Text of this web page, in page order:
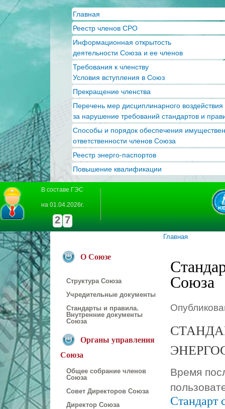
Главная
Реестр членов СРО
Информационная открытость
деятельности Союза и ее членов
Требования к членству
Условия вступления в Союз
Прекращение членства
Перечень мер дисциплинарного воздействия
за нарушение требований стандартов и
Способы и порядок обеспечения
ответственности членов Союза
Реестр энерго-паспортов
Повышение квалификации
В составе ГЭС
на 01.04.2026г.
2 7
Главная
О Союзе
Структура Союза
Учредительные документы
Стандарты и правила.
Внутренние документы
Союза
Органы управления
Союза
Общее собрание членов
Союза
Совет Директоров Союза
Директор Союза
Союза
Время
Стандарт